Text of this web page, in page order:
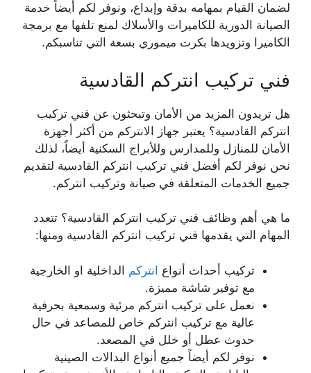
لضمان القيام بمهامه بدقة وإبداع، ونوفر لكم أيضاً خدمة
الصيانة الدورية للكاميرات والأسلاك لمنع تلفها مع برمجة
الكاميرا وتزويدها بكرت ميموري بسعة التي تناسبكم.
فني تركيب انتركم القادسية
هل تريدون المزيد من الأمان وتبحثون عن فني تركيب
انتركم القادسية؟ يعتبر جهاز الانتركم من أكثر أجهزة
الأمان للمنازل وللمدارس وللأبراج السكنية أيضاً، لذلك
نحن نوفر لكم أفضل فني تركيب انتركم القادسية لتقديم
جميع الخدمات المتعلقة في صيانة وتركيب انتركم.
ما هي أهم وظائف فني تركيب انتركم القادسية؟ تتعدد
المهام التي يقدمها فني تركيب انتركم القادسية ومنها:
تركيب أحداث أنواع انتركم الداخلية او الخارجية
مع توفير شاشة مميزة.
نعمل على تركيب انتركم مرئية وسمعية بحرفية
عالية مع تركيب انتركم خاص للمصاعد في حال
حدوث عطل أو خلل في المصعد.
نوفر لكم أيضاً جميع أنواع البدالات الصينية